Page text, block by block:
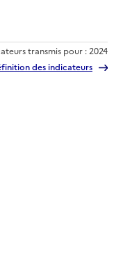
transmis pour : 2024
des indicateurs